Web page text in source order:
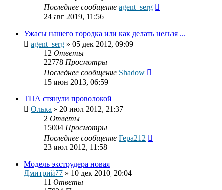
Последнее сообщение agent_serg
24 авг 2019, 11:56
Ужасы нашего городка или как делать нельзя ...
agent_serg » 05 дек 2012, 09:09
12 Ответы
22778 Просмотры
Последнее сообщение Shadow
15 июн 2013, 06:59
ТПА стянули проволокой
Олька » 20 июл 2012, 21:37
2 Ответы
15004 Просмотры
Последнее сообщение Гера212
23 июл 2012, 11:58
Модель экструдера новая
Дмитрий77 » 10 дек 2010, 20:04
11 Ответы